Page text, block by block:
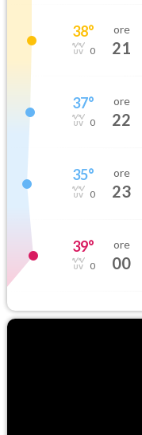
38°
0
ore
21
37°
0
ore
22
35°
0
ore
23
39°
0
ore
00